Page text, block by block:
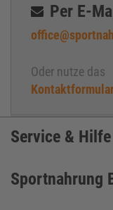
Fett
Freie Radikale
Gesättigte Fette
Ginseng
Glutamin
Glykämischer Index
Granatapfelextrakt
Per E-
Oder nutze das
Service & Hilfe
Sportnahrung